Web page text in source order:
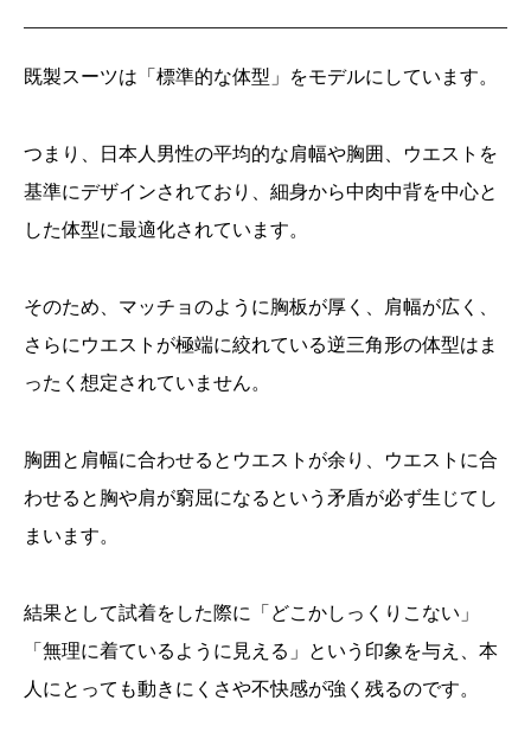
既製スーツは「標準的な体型」をモデルにしています。
つまり、日本人男性の平均的な肩幅や胸囲、ウエストを
基準にデザインされており、細身から中肉中背を中心と
した体型に最適化されています。
そのため、マッチョのように胸板が厚く、肩幅が広く、
さらにウエストが極端に絞れている逆三角形の体型はま
ったく想定されていません。
胸囲と肩幅に合わせるとウエストが余り、ウエストに合
わせると胸や肩が窮屈になるという矛盾が必ず生じてし
まいます。
結果として試着をした際に「どこかしっくりこない」
「無理に着ているように見える」という印象を与え、本
人にとっても動きにくさや不快感が強く残るのです。